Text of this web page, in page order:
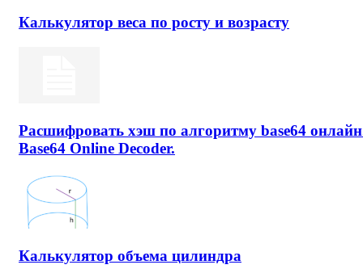
Калькулятор веса по росту и возрасту
Расшифровать хэш по алгоритму base64
Base64 Online Decoder.
Калькулятор объема цилиндра